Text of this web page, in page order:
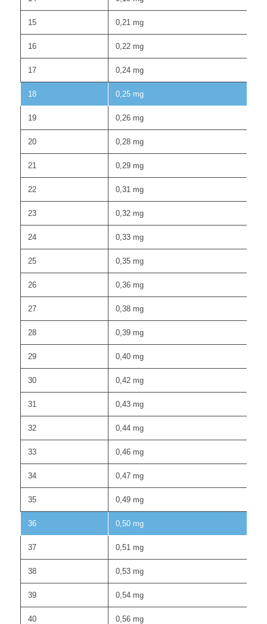
15 0,21 mg
16 0,22 mg
17 0,24 mg
18 0,25 mg
19 0,26 mg
20 0,28 mg
21 0,29 mg
22 0,31 mg
23 0,32 mg
24 0,33 mg
25 0,35 mg
26 0,36 mg
27 0,38 mg
28 0,39 mg
29 0,40 mg
30 0,42 mg
31 0,43 mg
32 0,44 mg
33 0,46 mg
34 0,47 mg
35 0,49 mg
36 0,50 mg
37 0,51 mg
38 0,53 mg
39 0,54 mg
40 0,56 mg